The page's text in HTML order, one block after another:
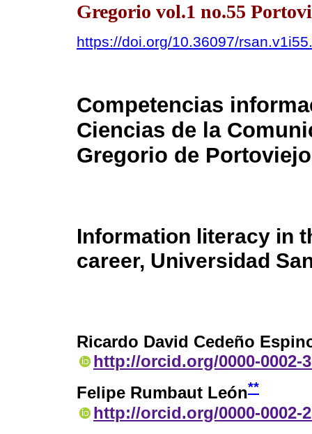
Gregorio vol.1 no.55
https://doi.org/10.36097/
Competencias
Ciencias de la
Gregorio de Portoviejo
Information literacy in
career, Universidad
Ricardo David Cedeño
http://orcid.org/0000-0002-
Felipe Rumbaut León**
http://orcid.org/0000-0002-